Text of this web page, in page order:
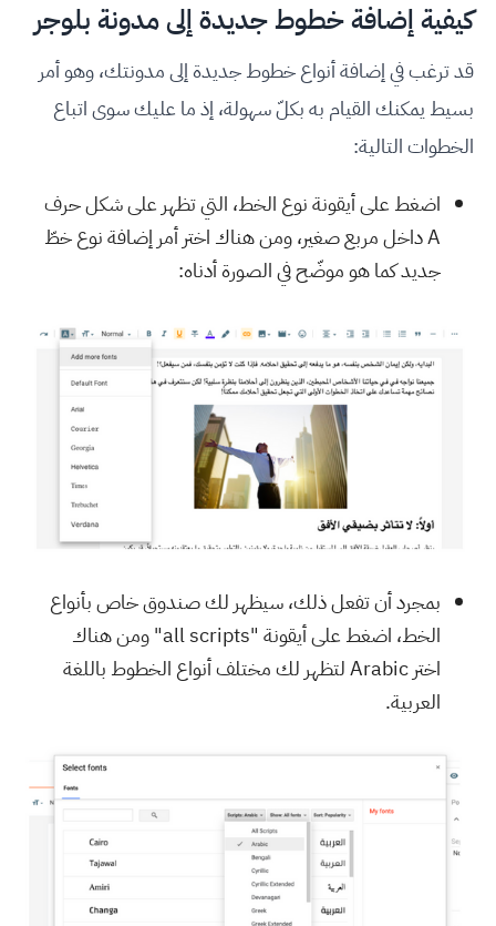
كيفية إضافة خطوط جديدة إلى مدونة بلوجر
قد ترغب في إضافة أنواع خطوط جديدة إلى مدونتك، وهو أمر
بسيط يمكنك القيام به بكلّ سهولة، إذ ما عليك سوى اتباع
الخطوات التالية:
اضغط على أيقونة نوع الخط، التي تظهر على شكل حرف
A داخل مربع صغير، ومن هناك اختر أمر إضافة نوع خطّ
جديد كما هو موضّح في الصورة أدناه:
بمجرد أن تفعل ذلك، سيظهر لك صندوق خاص بأنواع
الخط، اضغط على أيقونة "all scripts" ومن هناك
اختر Arabic لتظهر لك مختلف أنواع الخطوط باللغة
العربية.